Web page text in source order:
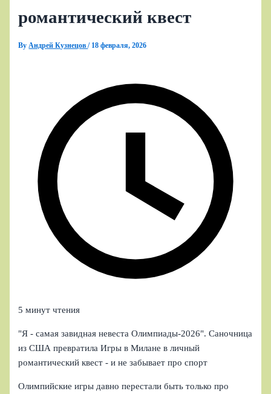
романтический квест
ByАндрей Кузнецов/ 18 февраля, 2026
5 минут чтения
"Я - самая завидная невеста Олимпиады-2026". Саночница
из США превратила Игры в Милане в личный
романтический квест - и не забывает про спорт
Олимпийские игры давно перестали быть только про